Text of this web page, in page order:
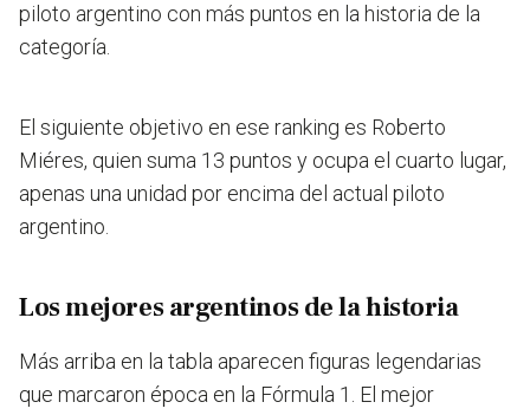
piloto argentino con más puntos en la historia de la
categoría.
El siguiente objetivo en ese ranking es Roberto
Miéres, quien suma 13 puntos y ocupa el cuarto lugar,
apenas una unidad por encima del actual piloto
argentino.
Los mejores argentinos de la historia
Más arriba en la tabla aparecen figuras legendarias
que marcaron época en la Fórmula 1. El mejor